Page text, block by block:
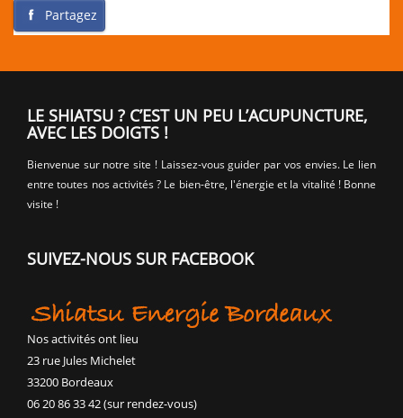
Partagez
LE SHIATSU ? C’EST UN PEU L’ACUPUNCTURE,
AVEC LES DOIGTS !
Bienvenue sur notre site ! Laissez-vous guider par vos envies. Le lien
entre toutes nos activités ? Le bien-être, l'énergie et la vitalité ! Bonne
visite !
SUIVEZ-NOUS SUR FACEBOOK
Nos activités ont lieu
23 rue Jules Michelet
33200 Bordeaux
06 20 86 33 42 (sur rendez-vous)